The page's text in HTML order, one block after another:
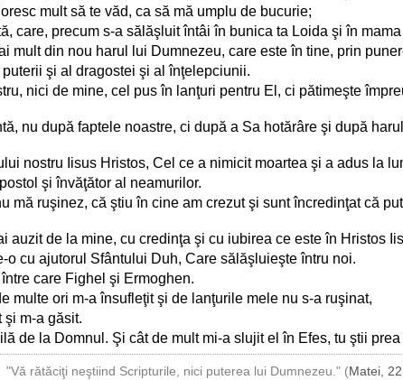
mult să te văd, ca să mă umplu de bucurie;
care, precum s-a sălăşluit întâi în bunica ta Loida şi în
mult din nou harul lui Dumnezeu, care este în tine, prin
şi al dragostei şi al înţelepciunii.
nici de mine, cel pus în lanţuri pentru El, ci pătimeşte
nu după faptele noastre, ci după a Sa hotărâre şi după
nostru Iisus Hristos, Cel ce a nimicit moartea şi a adus la
şi învăţător al neamurilor.
mă ruşinez, că ştiu în cine am crezut şi sunt încredinţat că
auzit de la mine, cu credinţa şi cu iubirea ce este în Hristos
cu ajutorul Sfântului Duh, Care sălăşluieşte întru noi.
care Fighel şi Ermoghen.
multe ori m-a însufleţit şi de lanţurile mele nu s-a ruşinat,
şi m-a găsit.
de la Domnul. Şi cât de mult mi-a slujit el în Efes, tu ştii prea
"Vă rătăciţi neştiind Scripturile, nici puterea lui Dumnezeu." (Matei,